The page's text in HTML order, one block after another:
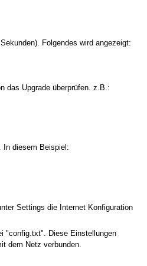
Folgendes wird angezeigt:
das Upgrade überprüfen. z.B.:
In diesem Beispiel:
Settings die Internet Konfiguration
"config.txt". Diese Einstellungen
dem Netz verbunden.